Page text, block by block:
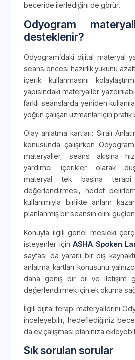
beceride ilerlediğini de görür.
Odyogram
desteklenir?
Odyogram’daki dijital materyal
seans öncesi hazırlık yükünü
içerik kullanmasını
yapısındaki materyaller
farklı seanslarda yeniden
yoğun çalışan uzmanlar için pratik
Olay anlatma kartları: Sıralı
konusunda çalışırken
materyaller, seans akışına
yardımcı içerikler olarak
materyal tek başına
değerlendirmesi, hedef
kullanımıyla birlikte anlam
planlanmış bir seansın elini
Konuyla ilgili genel mesleki
isteyenler içinASHA Spoken
sayfası da yararlı bir dış
anlatma kartları konusunu
daha geniş bir dil ve iletişim
değerlendirmek için ek okuma
İlgili dijital terapi materyallerini
inceleyebilir, hedeflediğiniz
da ev çalışması planınıza
Sık sorulan sorular